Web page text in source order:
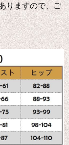
りますので、ご